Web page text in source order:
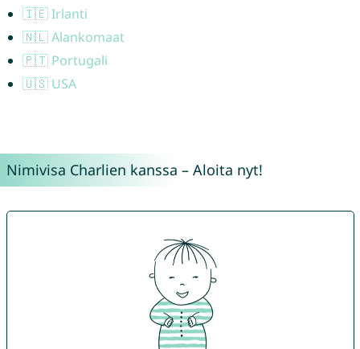
🇮🇪 Irlanti
🇳🇱 Alankomaat
🇵🇹 Portugali
🇺🇸 USA
Nimivisa Charlien kanssa – Aloita nyt!